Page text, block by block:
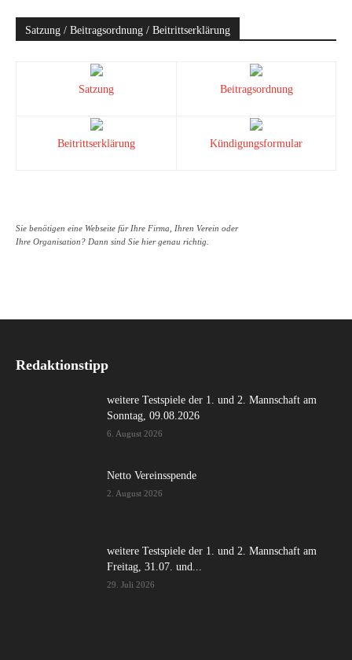
Satzung / Beitragsordnung / Beitrittserklärung
Satzung Beitragsordnung
Beitrittserklärung Kündigungsformular
Sie benötigen eine Webseite für Ihre Firma, Ihren Verein oder
Ihre Organisation? Dann sind Sie hier genau richtig.
Redaktionstipp
weitere Testspiele der 1. und 2. Mannschaft am
Sonntag, 09.08.2026
6. August 2026
Netto Vereinsspende
2. August 2026
weitere Testspiele der 1. und 2. Mannschaft am
Freitag, 31.07. und...
29. Juli 2026